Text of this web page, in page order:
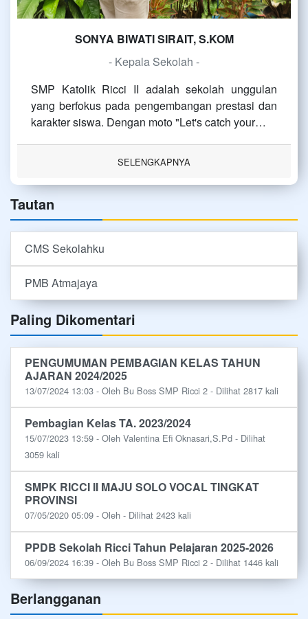
SONYA BIWATI SIRAIT, S.KOM
- Kepala Sekolah -
SMP Katolik Ricci II adalah sekolah unggulan
yang berfokus pada pengembangan prestasi dan
karakter siswa. Dengan moto "Let's catch your…
SELENGKAPNYA
Tautan
CMS Sekolahku
PMB Atmajaya
Paling Dikomentari
PENGUMUMAN PEMBAGIAN KELAS TAHUN
AJARAN 2024/2025
13/07/2024 13:03 - Oleh Bu Boss SMP Ricci 2 - Dilihat 2817 kali
Pembagian Kelas TA. 2023/2024
15/07/2023 13:59 - Oleh Valentina Efi Oknasari,S.Pd - Dilihat
3059 kali
SMPK RICCI II MAJU SOLO VOCAL TINGKAT
PROVINSI
07/05/2020 05:09 - Oleh - Dilihat 2423 kali
PPDB Sekolah Ricci Tahun Pelajaran 2025-2026
06/09/2024 16:39 - Oleh Bu Boss SMP Ricci 2 - Dilihat 1446 kali
Berlangganan